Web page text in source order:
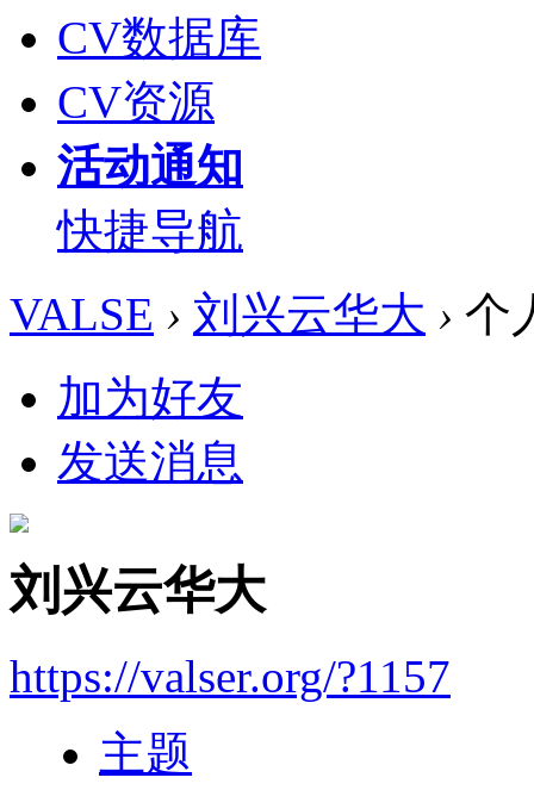
CV数据库
CV资源
活动通知
快捷导航
VALSE › 刘兴云华大 › 个
加为好友
发送消息
刘兴云华大
https://valser.org/?1157
主题